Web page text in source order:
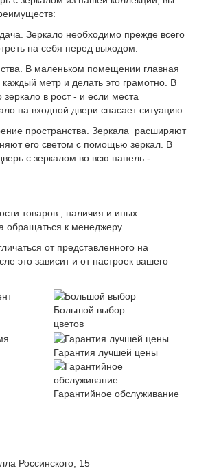
Зеркало необходимо прежде всего
на себя перед выходом.
В маленьком помещении главная
каждый метр и делать это грамотно. В
в рост - и если места
на входной двери спасает ситуацию.
пространства. Зеркала расширяют
его светом с помощью зеркал. В
с зеркалом во всю панель -
товаров , наличия и иных
обращаться к менеджеру.
от представленного на
это зависит и от настроек вашего
Большой выбор
цветов
Гарантия лучшей цены
Гарантийное обслуживание
Россинского, 15